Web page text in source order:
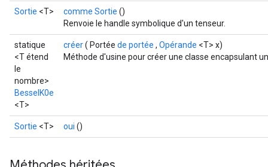
Sortie <T> comme Sortie ()
Renvoie le handle symbolique d'un tenseur.
statique
<T étend
le
nombre>
BesselK0e
<T>
créer( Portée de portée , Opérande <T> x)
Méthode d'usine pour créer une classe encapsulant
Sortie <T> oui ()